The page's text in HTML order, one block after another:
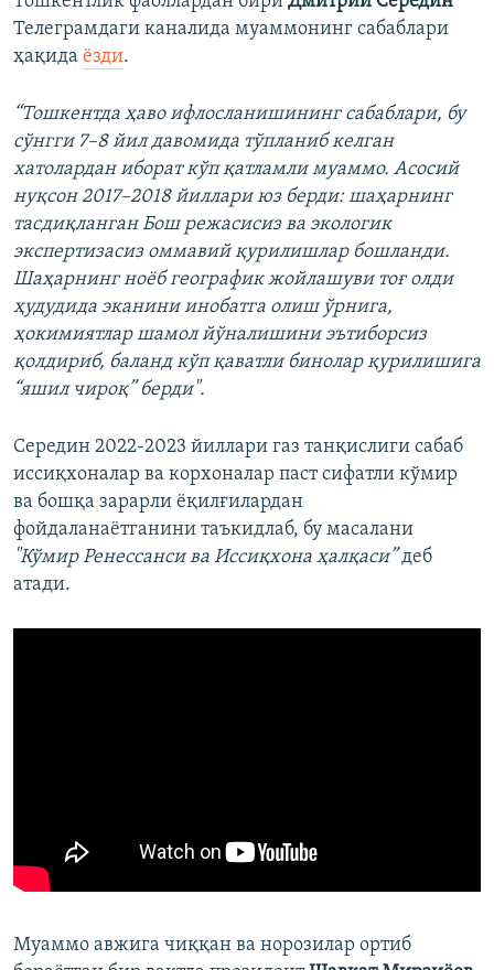
Телеграмдаги каналида муаммонинг сабаблари
ҳақида ёзди.
“Тошкентда ҳаво ифлосланишининг сабаблари, бу
сўнгги 7–8 йил давомида тўпланиб келган
хатолардан иборат кўп қатламли муаммо. Асосий
нуқсон 2017–2018 йиллари юз берди: шаҳарнинг
тасдиқланган Бош режасисиз ва экологик
экспертизасиз оммавий қурилишлар бошланди.
Шаҳарнинг ноёб географик жойлашуви тоғ олди
ҳудудида эканини инобатга олиш ўрнига,
ҳокимиятлар шамол йўналишини эътиборсиз
қолдириб, баланд кўп қаватли бинолар қурилишига
“яшил чироқ” берди".
Середин 2022-2023 йиллари газ танқислиги сабаб
иссиқхоналар ва корхоналар паст сифатли кўмир
ва бошқа зарарли ёқилғилардан
фойдаланаётганини таъкидлаб, бу масалани
"Кўмир Ренессанси ва Иссиқхона ҳалқаси”деб
атади.
Муаммо авжига чиққан ва норозилар ортиб